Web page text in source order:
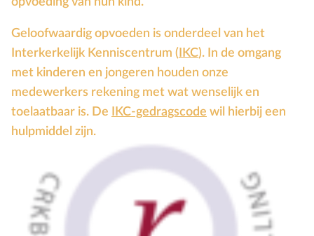
Geloofwaardig opvoeden is onderdeel van het
Interkerkelijk Kenniscentrum ( IKC). In de omgang
met kinderen en jongeren houden onze
medewerkers rekening met wat wenselijk en
toelaatbaar is. De
IKC-gedragscode wil hierbij een
hulpmiddel zijn.